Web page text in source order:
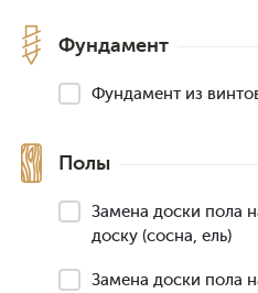
Фундамент
Фундамент из
Полы
Замена доски пола
доску (сосна, ель)
Замена доски пола